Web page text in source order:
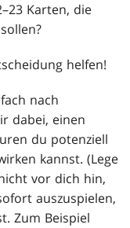
Karten, die
helfen!
nach
dabei, einen
du potenziell
kannst. (Lege
vor dich hin,
auszuspielen,
Zum Beispiel